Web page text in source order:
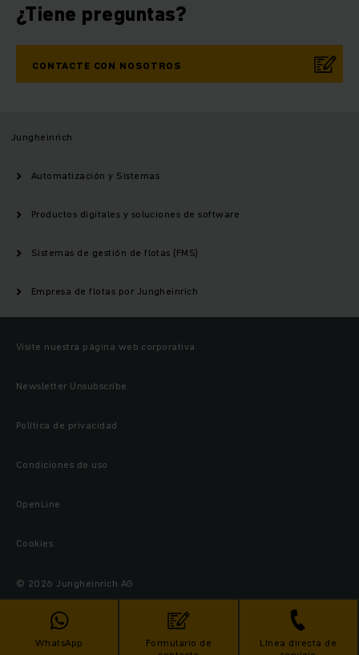
WhatsApp
Formulario de
Línea directa de
¿Tiene preguntas?
CONTACTE CON NOSOTROS
Jungheinrich
Automatización y Sistemas
Productos digitales y soluciones de software
Sistemas de gestión de flotas (FMS)
Empresa de flotas por Jungheinrich
Visite nuestra página web corporativa
Newsletter Unsubscribe
Política de privacidad
Condiciones de uso
OpenLine
Cookies
© 2026 Jungheinrich AG